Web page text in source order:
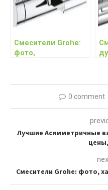
Смесители Grohe:
фото,
0 comment
Лучшие Асимметричные
Смесители Grohe: фото,